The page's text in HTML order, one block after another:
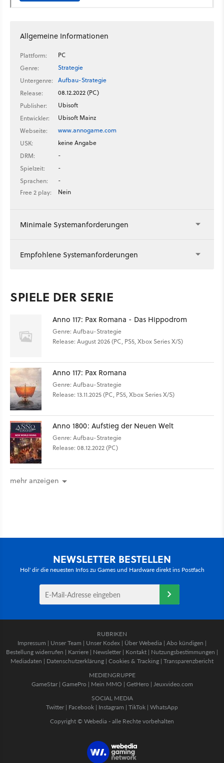
Allgemeine Informationen
Plattform:
PC
Genre:
Strategie
Untergenre:
Aufbau-Strategie
Release:
08.12.2022 (PC)
Publisher:
Ubisoft
Entwickler:
Ubisoft Mainz
Webseite:
www.annogame.com
USK:
keine Angabe
DRM:
-
Spielzeit:
-
Sprachen:
-
Free 2 play:
Nein
Minimale Systemanforderungen
Empfohlene Systemanforderungen
SPIELE DER SERIE
Anno 117: Pax Romana - Das Hippodrom
Genre: Aufbau-Strategie
Release: August 2026 (PC, PS5, Xbox Series X/S)
Anno 117: Pax Romana
Genre: Aufbau-Strategie
Release: 13.11.2025 (PC, PS5, Xbox Series X/S)
Anno 1800: Aufstieg der Neuen Welt
Genre: Aufbau-Strategie
Release: 08.12.2022 (PC)
mehr anzeigen
NEWSLETTER BESTELLEN
Hol' dir die neuesten Infos zu Games und Hardware direkt ins Postfach
RUBRIKEN
Impressum | Unser Team | Unser Kodex | Über Webedia | Abo kündigen |
Bestellung widerrufen | Karriere | Newsletter | Kontakt | Nutzungsbestimmungen |
Mediadaten | Datenschutzerklärung | Cookies & Tracking | Transparenzbericht
MEDIENGRUPPE
GameStar| GamePro | Mein MMO | GetHero | Jeuxvideo.com
SOCIAL MEDIA
Twitter | Facebook | Instagram | TikTok | WhatsApp
Copyright © Webedia - alle Rechte vorbehalten